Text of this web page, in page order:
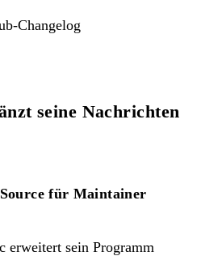
Changelog
seine Nachrichten
für Maintainer
sein Programm